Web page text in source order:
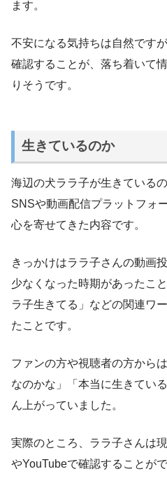
ます。
不安になる気持ちは自然です
確認することが、落ち着いて
りそうです。
生きているのか
海辺の犬ララ子が生きている
SNSや動画配信プラットフォ
心を寄せてきた内容です。
きっかけはララ子さんの動画
少なくなった時期があったこ
ラ子生きてる」などの関連ワ
たことです。
ファンの方や視聴者の方から
なのかな」「本当に生きてい
ん上がっていました。
実際のところ、ララ子さんは
やYouTubeで確認することがで